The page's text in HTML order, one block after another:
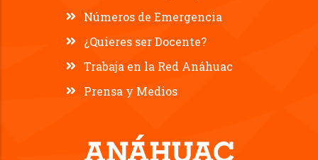
Números de Emergencia
¿Quieres ser Docente?
Trabaja en la Red Anáhuac
Prensa y Medios